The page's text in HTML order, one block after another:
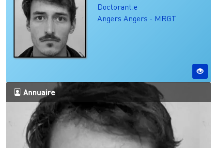
Doctorant.e
Angers Angers - MRGT
Annuaire